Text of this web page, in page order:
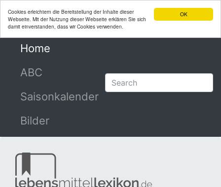
OK
Cookies erleichtern die Bereitstellung der Inhalte dieser
Webseite. Mit der Nutzung dieser Webseite erklären Sie sich
damit einverstanden, dass wir Cookies verwenden.
Home
ABC
Saisonkalender
Bilder